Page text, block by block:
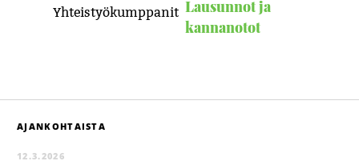
Yhteistyökumppanit Lausunnot ja
kannanotot
AJANKOHTAISTA
12.3.2026